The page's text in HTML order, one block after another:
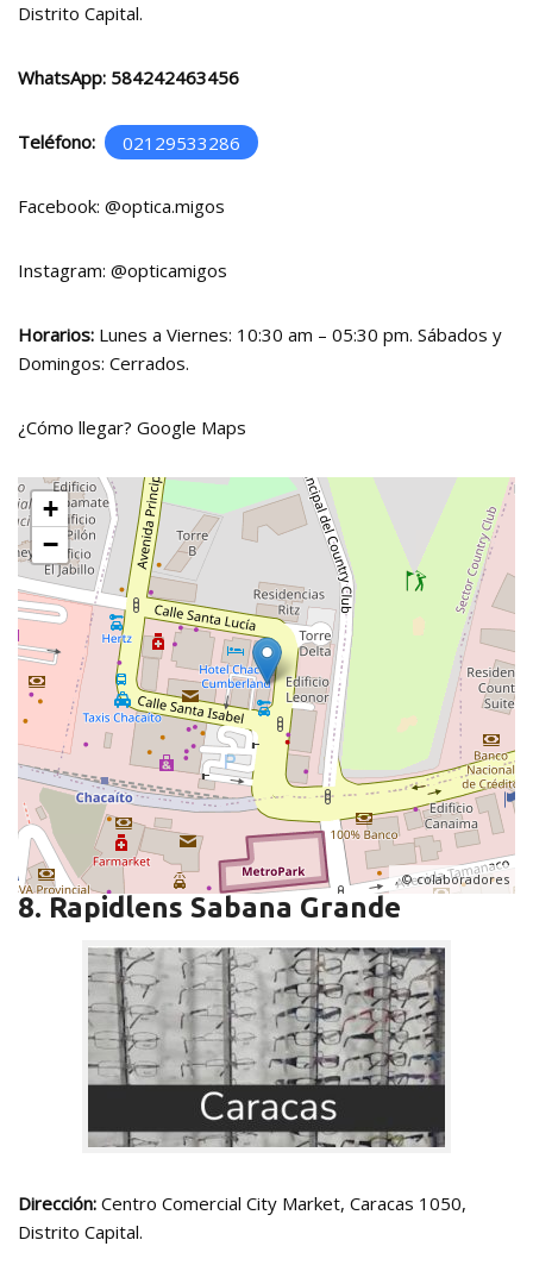
Distrito Capital.
WhatsApp: 584242463456
Teléfono: 02129533286
Facebook: @optica.migos
Instagram: @opticamigos
Horarios: Lunes a Viernes: 10:30 am – 05:30 pm. Sábados y
Domingos: Cerrados.
¿Cómo llegar? Google Maps
+
−
, ©colaboradores
8. Rapidlens Sabana Grande
Dirección: Centro Comercial City Market, Caracas 1050,
Distrito Capital.